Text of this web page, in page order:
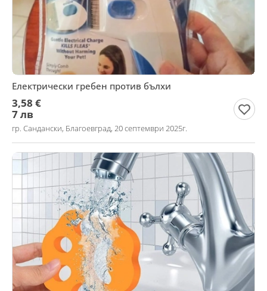
Електрически гребен против бълхи
3,58 €
7 лв
гр. Сандански, Благоевград, 20 септември 2025г.